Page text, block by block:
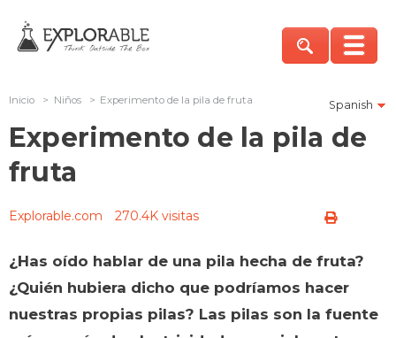
Spanish
Inicio > Niños > Experimento de la pila de fruta
Experimento de la pila de
fruta
Explorable.com 270.4K visitas
¿Has oído hablar de una pila hecha de fruta?
¿Quién hubiera dicho que podríamos hacer
nuestras propias pilas? Las pilas son la fuente